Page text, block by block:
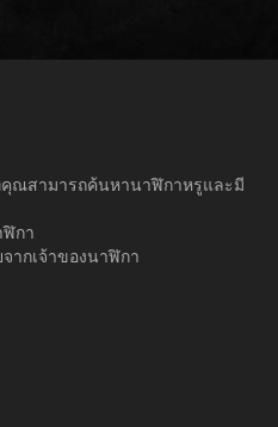
คุณสามารถค้นหานาฬิกาหรูและมี
กา
ากเจ้าของนาฬิกา